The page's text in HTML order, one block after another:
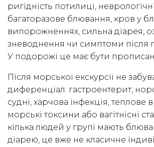
ригідність потилиці,
багаторазове блювання, кров у
випорожненнях, сильна діарея,
зневоднення чи симптоми після
У подорожі це має бути
Після морської екскурсії не
диференціал: гастроентерит,
судні, харчова інфекція, теплове
морські токсини або вагітнісні
кілька людей у групі мають
діарею, це вже не класичне